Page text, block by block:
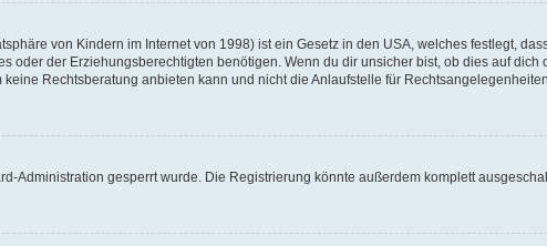
von Kindern im Internet von 1998) ist ein Gesetz in den USA, welches festlegt,
der Erziehungsberechtigten benötigen. Wenn du dir unsicher bist, ob dies auf dich
Rechtsberatung anbieten kann und nicht die Anlaufstelle für
Administration gesperrt wurde. Die Registrierung könnte außerdem komplett